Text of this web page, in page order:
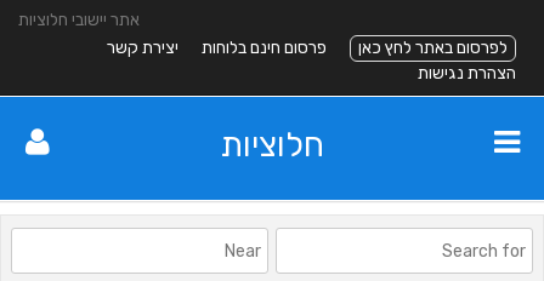
אתר יישובי חלוציות
לפרסום באתר לחץ כאן
פרסום חינם בלוחות
יצירת קשר
הצהרת נגישות
חלוציות